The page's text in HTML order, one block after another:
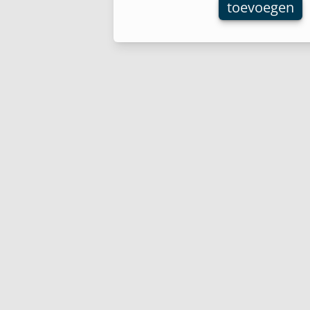
toevoegen